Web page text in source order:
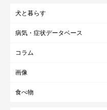
犬と暮らす
病気・症状データベース
コラム
画像
食べ物